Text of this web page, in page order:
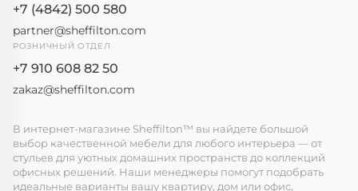
+7 (4842) 500 580
partner@sheffilton.com
РОЗНИЧНЫЙ ОТДЕЛ
+7 910 608 82 50
zakaz@sheffilton.com
В интернет-магазине Sheffilton™ вы найдете большой
выбор качественной мебели для любого интерьера — от
стульев для уютных домашних пространств до коллекций
офисных решений. Наши менеджеры помогут подобрать
идеальные варианты вашу квартиру, дом или офис,